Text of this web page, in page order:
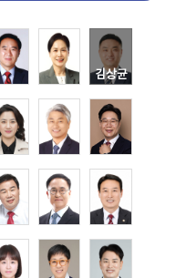
김상균